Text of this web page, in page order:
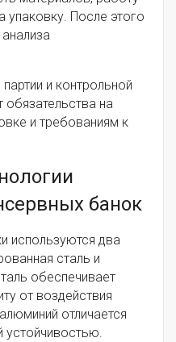
упаковку. После этого
и контрольной
на
и требованиям к
банок
используются два
сталь и
обеспечивает
от воздействия
отличается
устойчивостью.